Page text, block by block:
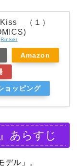
（１）
Rinker
Amazon
ョッピング
あらすじ
ル」。